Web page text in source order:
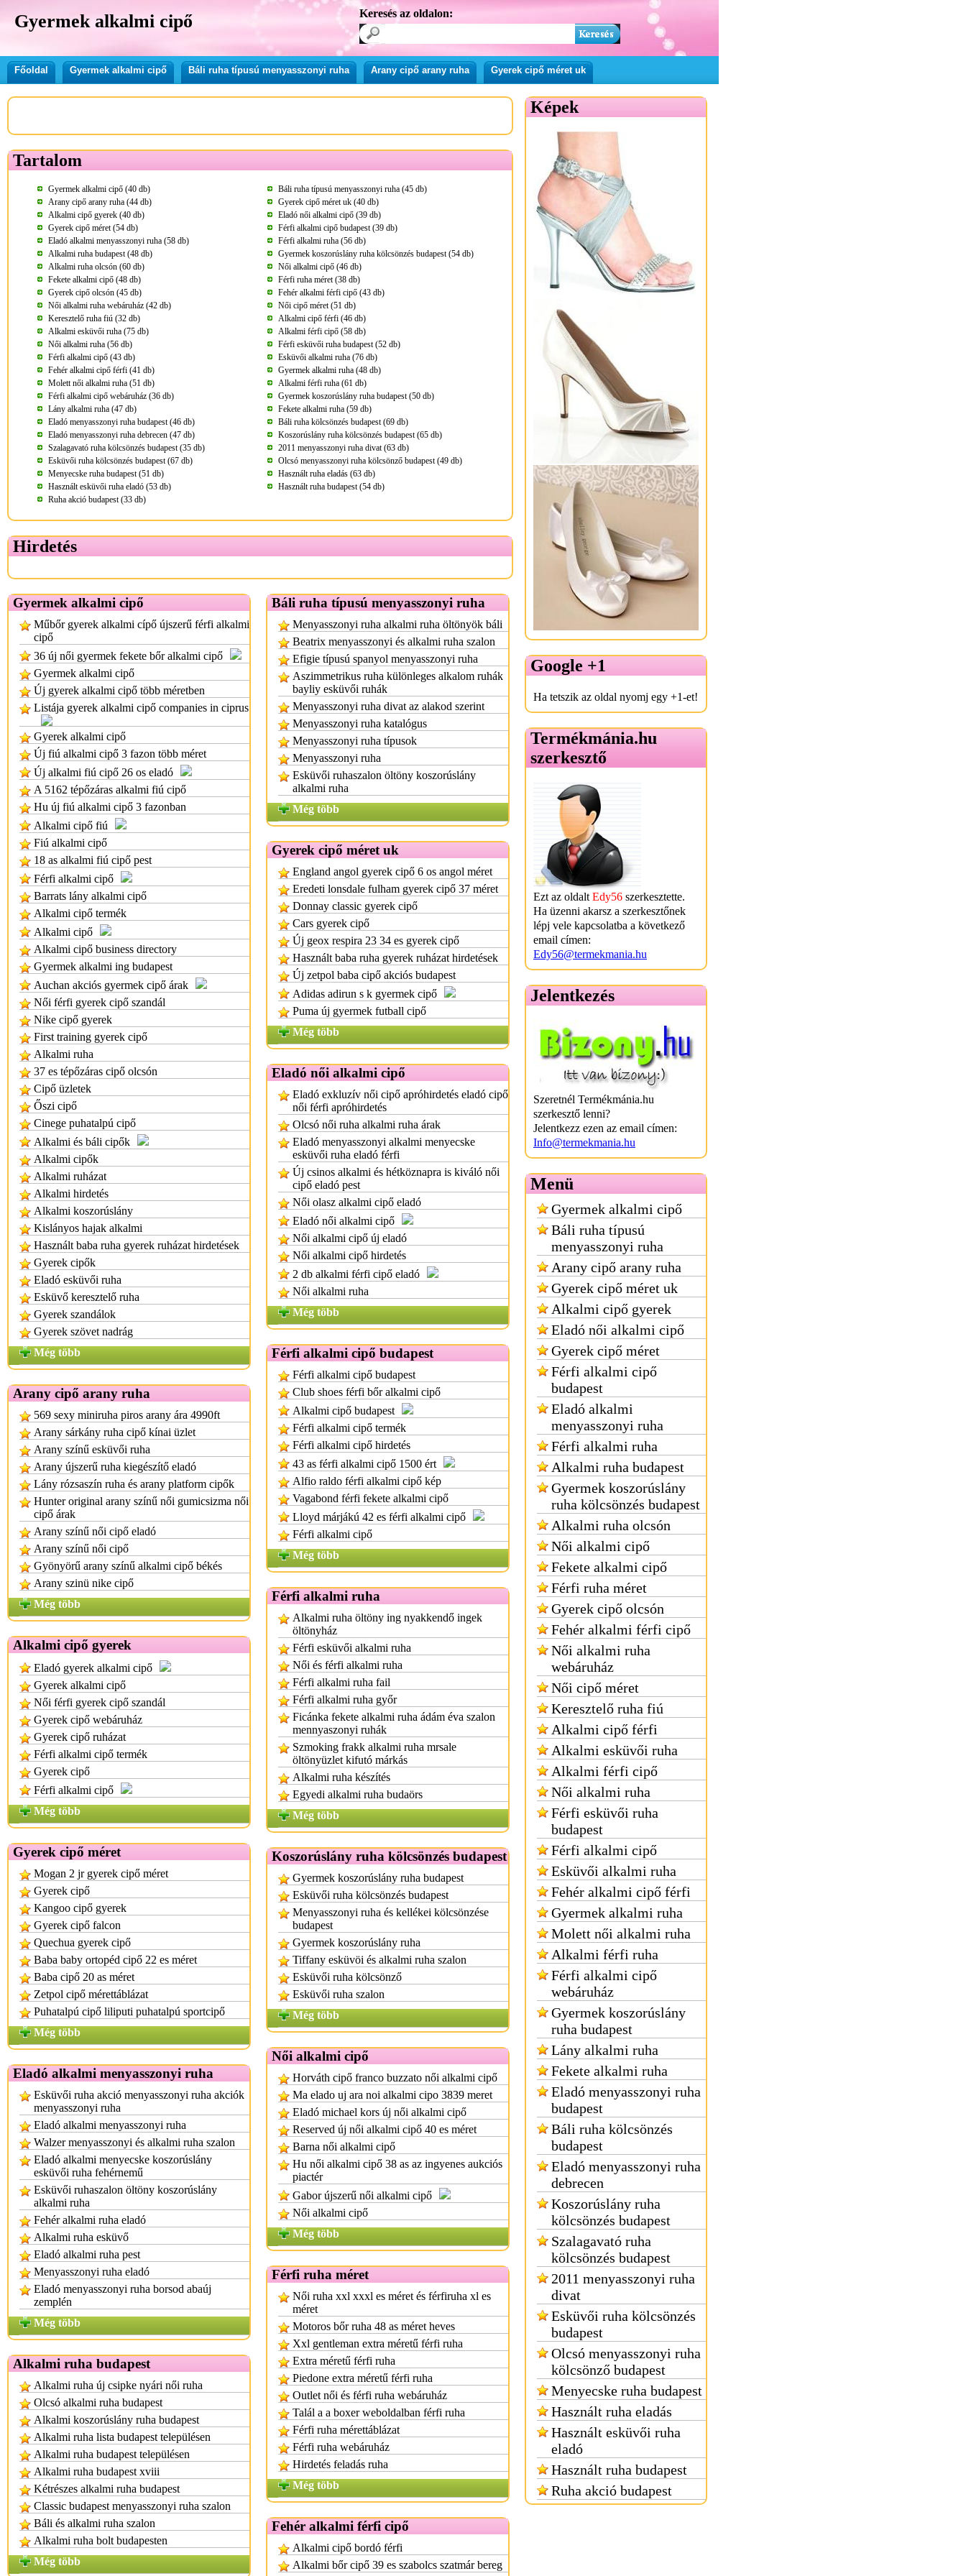
Gyermek alkalmi cipő Keresés az oldalon:
Főoldal Gyermek alkalmi cipő Báli ruha típusú menyasszonyi ruha Arany cipő arany ruha Gyerek cipő méret uk
Tartalom
Gyermek alkalmi cipő (40 db)
Báli ruha típusú menyasszonyi ruha (45 db)
Arany cipő arany ruha (44 db)
Gyerek cipő méret uk (40 db)
Alkalmi cipő gyerek (40 db)
Eladó női alkalmi cipő (39 db)
Gyerek cipő méret (54 db)
Férfi alkalmi cipő budapest (39 db)
Eladó alkalmi menyasszonyi ruha (58 db)
Férfi alkalmi ruha (56 db)
Alkalmi ruha budapest (48 db)
Gyermek koszorúslány ruha kölcsönzés budapest (54 db)
Alkalmi ruha olcsón (60 db)
Női alkalmi cipő (46 db)
Fekete alkalmi cipő (48 db)
Férfi ruha méret (38 db)
Gyerek cipő olcsón (45 db)
Fehér alkalmi férfi cipő (43 db)
Női alkalmi ruha webáruház (42 db)
Női cipő méret (51 db)
Keresztelő ruha fiú (32 db)
Alkalmi cipő férfi (46 db)
Alkalmi esküvői ruha (75 db)
Alkalmi férfi cipő (58 db)
Női alkalmi ruha (56 db)
Férfi esküvői ruha budapest (52 db)
Férfi alkalmi cipő (43 db)
Esküvői alkalmi ruha (76 db)
Fehér alkalmi cipő férfi (41 db)
Gyermek alkalmi ruha (48 db)
Molett női alkalmi ruha (51 db)
Alkalmi férfi ruha (61 db)
Férfi alkalmi cipő webáruház (36 db)
Gyermek koszorúslány ruha budapest (50 db)
Lány alkalmi ruha (47 db)
Fekete alkalmi ruha (59 db)
Eladó menyasszonyi ruha budapest (46 db)
Báli ruha kölcsönzés budapest (69 db)
Eladó menyasszonyi ruha debrecen (47 db)
Koszorúslány ruha kölcsönzés budapest (65 db)
Szalagavató ruha kölcsönzés budapest (35 db)
2011 menyasszonyi ruha divat (63 db)
Esküvői ruha kölcsönzés budapest (67 db)
Olcsó menyasszonyi ruha kölcsönző budapest (49 db)
Menyecske ruha budapest (51 db)
Használt ruha eladás (63 db)
Használt esküvői ruha eladó (53 db)
Használt ruha budapest (54 db)
Ruha akció budapest (33 db)
Hirdetés
Gyermek alkalmi cipő
Műbőr gyerek alkalmi cípő újszerű férfi alkalmi
cipő
36 új női gyermek fekete bőr alkalmi cipő
Gyermek alkalmi cipő
Új gyerek alkalmi cipő több méretben
Listája gyerek alkalmi cipő companies in ciprus
Gyerek alkalmi cipő
Új fiú alkalmi cipő 3 fazon több méret
Új alkalmi fiú cipő 26 os eladó
A 5162 tépőzáras alkalmi fiú cipő
Hu új fiú alkalmi cipő 3 fazonban
Alkalmi cipő fiú
Fiú alkalmi cipő
18 as alkalmi fiú cipő pest
Férfi alkalmi cipő
Barrats lány alkalmi cipő
Alkalmi cipő termék
Alkalmi cipő
Alkalmi cipő business directory
Gyermek alkalmi ing budapest
Auchan akciós gyermek cipő árak
Női férfi gyerek cipő szandál
Nike cipő gyerek
First training gyerek cipő
Alkalmi ruha
37 es tépőzáras cipő olcsón
Cipő üzletek
Őszi cipő
Cinege puhatalpú cipő
Alkalmi és báli cipők
Alkalmi cipők
Alkalmi ruházat
Alkalmi hirdetés
Alkalmi koszorúslány
Kislányos hajak alkalmi
Használt baba ruha gyerek ruházat hirdetések
Gyerek cipők
Eladó esküvői ruha
Esküvő keresztelő ruha
Gyerek szandálok
Gyerek szövet nadrág
Még több
Arany cipő arany ruha
569 sexy miniruha piros arany ára 4990ft
Arany sárkány ruha cipő kínai üzlet
Arany színű esküvői ruha
Arany újszerű ruha kiegészítő eladó
Lány rózsaszín ruha és arany platform cipők
Hunter original arany színű női gumicsizma női
cipő árak
Arany színű női cipő eladó
Arany színű női cipő
Gyönyörű arany színű alkalmi cipő békés
Arany szinü nike cipő
Még több
Alkalmi cipő gyerek
Eladó gyerek alkalmi cipő
Gyerek alkalmi cipő
Női férfi gyerek cipő szandál
Gyerek cipő webáruház
Gyerek cipő ruházat
Férfi alkalmi cipő termék
Gyerek cipő
Férfi alkalmi cipő
Még több
Gyerek cipő méret
Mogan 2 jr gyerek cipő méret
Gyerek cipő
Kangoo cipő gyerek
Gyerek cipő falcon
Quechua gyerek cipő
Baba baby ortopéd cipő 22 es méret
Baba cipő 20 as méret
Zetpol cipő mérettáblázat
Puhatalpú cipő liliputi puhatalpú sportcipő
Még több
Eladó alkalmi menyasszonyi ruha
Esküvői ruha akció menyasszonyi ruha akciók
menyasszonyi ruha
Eladó alkalmi menyasszonyi ruha
Walzer menyasszonyi és alkalmi ruha szalon
Eladó alkalmi menyecske koszorúslány
esküvői ruha fehérnemű
Esküvői ruhaszalon öltöny koszorúslány
alkalmi ruha
Fehér alkalmi ruha eladó
Alkalmi ruha esküvő
Eladó alkalmi ruha pest
Menyasszonyi ruha eladó
Eladó menyasszonyi ruha borsod abaúj
zemplén
Még több
Alkalmi ruha budapest
Alkalmi ruha új csipke nyári női ruha
Olcsó alkalmi ruha budapest
Alkalmi koszorúslány ruha budapest
Alkalmi ruha lista budapest településen
Alkalmi ruha budapest településen
Alkalmi ruha budapest xviii
Kétrészes alkalmi ruha budapest
Classic budapest menyasszonyi ruha szalon
Báli és alkalmi ruha szalon
Alkalmi ruha bolt budapesten
Még több
Báli ruha típusú menyasszonyi ruha
Menyasszonyi ruha alkalmi ruha öltönyök báli
Beatrix menyasszonyi és alkalmi ruha szalon
Efigie típusú spanyol menyasszonyi ruha
Aszimmetrikus ruha különleges alkalom ruhák
bayliy esküvői ruhák
Menyasszonyi ruha divat az alakod szerint
Menyasszonyi ruha katalógus
Menyasszonyi ruha típusok
Menyasszonyi ruha
Esküvői ruhaszalon öltöny koszorúslány
alkalmi ruha
Még több
Gyerek cipő méret uk
England angol gyerek cipő 6 os angol méret
Eredeti lonsdale fulham gyerek cipő 37 méret
Donnay classic gyerek cipő
Cars gyerek cipő
Új geox respira 23 34 es gyerek cipő
Használt baba ruha gyerek ruházat hirdetések
Új zetpol baba cipő akciós budapest
Adidas adirun s k gyermek cipő
Puma új gyermek futball cipő
Még több
Eladó női alkalmi cipő
Eladó exkluzív női cipő apróhirdetés eladó cipő
női férfi apróhirdetés
Olcsó női ruha alkalmi ruha árak
Eladó menyasszonyi alkalmi menyecske
esküvői ruha eladó férfi
Új csinos alkalmi és hétköznapra is kiváló női
cipő eladó pest
Női olasz alkalmi cipő eladó
Eladó női alkalmi cipő
Női alkalmi cipő új eladó
Női alkalmi cipő hirdetés
2 db alkalmi férfi cipő eladó
Női alkalmi ruha
Még több
Férfi alkalmi cipő budapest
Férfi alkalmi cipő budapest
Club shoes férfi bőr alkalmi cipő
Alkalmi cipő budapest
Férfi alkalmi cipő termék
Férfi alkalmi cipő hirdetés
43 as férfi alkalmi cipő 1500 ért
Alfio raldo férfi alkalmi cipő kép
Vagabond férfi fekete alkalmi cipő
Lloyd márjákú 42 es férfi alkalmi cipő
Férfi alkalmi cipő
Még több
Férfi alkalmi ruha
Alkalmi ruha öltöny ing nyakkendő ingek
öltönyház
Férfi esküvői alkalmi ruha
Női és férfi alkalmi ruha
Férfi alkalmi ruha fail
Férfi alkalmi ruha győr
Ficánka fekete alkalmi ruha ádám éva szalon
mennyaszonyi ruhák
Szmoking frakk alkalmi ruha mrsale
öltönyüzlet kifutó márkás
Alkalmi ruha készítés
Egyedi alkalmi ruha budaörs
Még több
Koszorúslány ruha kölcsönzés budapest
Gyermek koszorúslány ruha budapest
Esküvői ruha kölcsönzés budapest
Menyasszonyi ruha és kellékei kölcsönzése
budapest
Gyermek koszorúslány ruha
Tiffany esküvöi és alkalmi ruha szalon
Esküvői ruha kölcsönző
Esküvői ruha szalon
Még több
Női alkalmi cipő
Horváth cipő franco buzzato női alkalmi cipő
Ma elado uj ara noi alkalmi cipo 3839 meret
Eladó michael kors új női alkalmi cipő
Reserved új női alkalmi cipő 40 es méret
Barna női alkalmi cipő
Hu női alkalmi cipő 38 as az ingyenes aukciós
piactér
Gabor újszerű női alkalmi cipő
Női alkalmi cipő
Még több
Férfi ruha méret
Női ruha xxl xxxl es méret és férfiruha xl es
méret
Motoros bőr ruha 48 as méret heves
Xxl gentleman extra méretű férfi ruha
Extra méretű férfi ruha
Piedone extra méretű férfi ruha
Outlet női és férfi ruha webáruház
Talál a a boxer weboldalban férfi ruha
Férfi ruha mérettáblázat
Férfi ruha webáruház
Hirdetés feladás ruha
Még több
Fehér alkalmi férfi cipő
Alkalmi cipő bordó férfi
Alkalmi bőr cipő 39 es szabolcs szatmár bereg
Képek
Google +1
Ha tetszik az oldal nyomj egy +1-et!
Termékmánia.hu
szerkesztő
Ezt az oldalt Edy56 szerkesztette.
Ha üzenni akarsz a szerkesztőnek
lépj vele kapcsolatba a következő
email címen:
Edy56@termekmania.hu
Jelentkezés
Szeretnél Termékmánia.hu
szerkesztő lenni?
Jelentkezz ezen az email címen:
Info@termekmania.hu
Menü
Gyermek alkalmi cipő
Báli ruha típusú
menyasszonyi ruha
Arany cipő arany ruha
Gyerek cipő méret uk
Alkalmi cipő gyerek
Eladó női alkalmi cipő
Gyerek cipő méret
Férfi alkalmi cipő
budapest
Eladó alkalmi
menyasszonyi ruha
Férfi alkalmi ruha
Alkalmi ruha budapest
Gyermek koszorúslány
ruha kölcsönzés budapest
Alkalmi ruha olcsón
Női alkalmi cipő
Fekete alkalmi cipő
Férfi ruha méret
Gyerek cipő olcsón
Fehér alkalmi férfi cipő
Női alkalmi ruha
webáruház
Női cipő méret
Keresztelő ruha fiú
Alkalmi cipő férfi
Alkalmi esküvői ruha
Alkalmi férfi cipő
Női alkalmi ruha
Férfi esküvői ruha
budapest
Férfi alkalmi cipő
Esküvői alkalmi ruha
Fehér alkalmi cipő férfi
Gyermek alkalmi ruha
Molett női alkalmi ruha
Alkalmi férfi ruha
Férfi alkalmi cipő
webáruház
Gyermek koszorúslány
ruha budapest
Lány alkalmi ruha
Fekete alkalmi ruha
Eladó menyasszonyi ruha
budapest
Báli ruha kölcsönzés
budapest
Eladó menyasszonyi ruha
debrecen
Koszorúslány ruha
kölcsönzés budapest
Szalagavató ruha
kölcsönzés budapest
2011 menyasszonyi ruha
divat
Esküvői ruha kölcsönzés
budapest
Olcsó menyasszonyi ruha
kölcsönző budapest
Menyecske ruha budapest
Használt ruha eladás
Használt esküvői ruha
eladó
Használt ruha budapest
Ruha akció budapest